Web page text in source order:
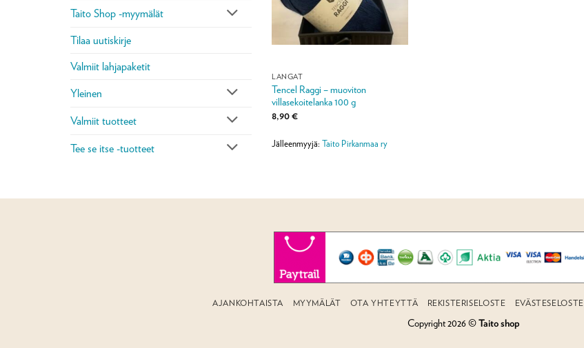
Taito Shop -myymälät
Tilaa uutiskirje
Valmiit lahjapaketit
Yleinen
Valmiit tuotteet
Tee se itse -tuotteet
LANGAT
Tencel Raggi – muoviton
villasekoitelanka 100 g
8,90€
Jälleenmyyjä:Taito Pirkanmaa ry
AJANKOHTAISTA MYYMÄLÄT OTA YHTEYTTÄ REKISTERISELOSTE EVÄSTESELOSTE
Copyright 2026 ©Taito shop